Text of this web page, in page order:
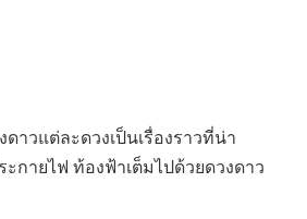
าวแต่ละดวงเป็นเรื่องราวที่น่า
ายไฟ ท้องฟ้าเต็มไปด้วยดวงดาว